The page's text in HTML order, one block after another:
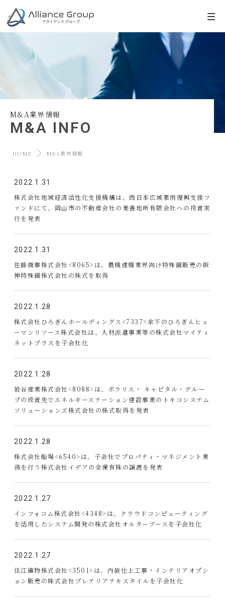
M&A業界情報
M&A INFO
HOME M&A業界情報
2022.1.31
株式会社地域経済活性化支援機構は、西日本広域豪雨復興支援フ
ァンドにて、岡山市の不動産会社の菱善地所有限会社への投資実
行を発表
2022.1.31
佐藤商事株式会社<8065>は、農機建機業界向け特殊鋼販売の阪
神特殊鋼株式会社の株式を取得
2022.1.28
株式会社ひろぎんホールディングス<7337>傘下のひろぎんヒュ
ーマンリソース株式会社は、人材派遣事業等の株式会社マイティ
ネットプラスを子会社化
2022.1.28
岩谷産業株式会社<8088>は、ポラリス・ キャピタル・グルー
プの投資先でエネルギーステーション建設事業のトキコシステム
ソリューションズ株式会社の株式取得を発表
2022.1.28
株式会社船場<6540>は、子会社でプロパティ・マネジメント業
務を行う株式会社イデアの全保有株の譲渡を発表
2022.1.27
インフォコム株式会社<4348>は、クラウドコンピューティング
を活用したシステム開発の株式会社オルターブースを子会社化
2022.1.27
住江織物株式会社<3501>は、内装仕上工事・インテリアオプシ
ョン販売の株式会社プレテリアテキスタイルを子会社化